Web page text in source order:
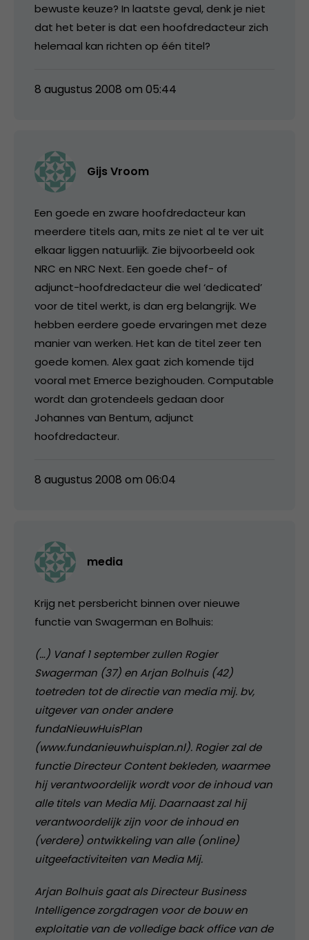
bewuste keuze? In laatste geval, denk je niet
dat het beter is dat een hoofdredacteur zich
helemaal kan richten op één titel?
8 augustus 2008 om 05:44
Gijs Vroom
Een goede en zware hoofdredacteur kan
meerdere titels aan, mits ze niet al te ver uit
elkaar liggen natuurlijk. Zie bijvoorbeeld ook
NRC en NRC Next. Een goede chef- of
adjunct-hoofdredacteur die wel ‘dedicated’
voor de titel werkt, is dan erg belangrijk. We
hebben eerdere goede ervaringen met deze
manier van werken. Het kan de titel zeer ten
goede komen. Alex gaat zich komende tijd
vooral met Emerce bezighouden. Computable
wordt dan grotendeels gedaan door
Johannes van Bentum, adjunct
hoofdredacteur.
8 augustus 2008 om 06:04
media
Krijg net persbericht binnen over nieuwe
functie van Swagerman en Bolhuis:
(…) Vanaf 1 september zullen Rogier
Swagerman (37) en Arjan Bolhuis (42)
toetreden tot de directie van media mij. bv,
uitgever van onder andere
fundaNieuwHuisPlan
(www.fundanieuwhuisplan.nl). Rogier zal de
functie Directeur Content bekleden, waarmee
hij verantwoordelijk wordt voor de inhoud van
alle titels van Media Mij. Daarnaast zal hij
verantwoordelijk zijn voor de inhoud en
(verdere) ontwikkeling van alle (online)
uitgeefactiviteiten van Media Mij.
Arjan Bolhuis gaat als Directeur Business
Intelligence zorgdragen voor de bouw en
exploitatie van de volledige back office van de